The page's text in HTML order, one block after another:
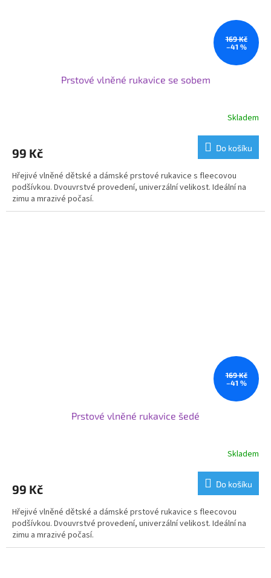
169 Kč
–41 %
Prstové vlněné rukavice se sobem
Skladem
99 Kč Do košíku
Hřejivé vlněné dětské a dámské prstové rukavice s fleecovou
podšívkou. Dvouvrstvé provedení, univerzální velikost. Ideální na
zimu a mrazivé počasí.
169 Kč
–41 %
Prstové vlněné rukavice šedé
Skladem
99 Kč Do košíku
Hřejivé vlněné dětské a dámské prstové rukavice s fleecovou
podšívkou. Dvouvrstvé provedení, univerzální velikost. Ideální na
zimu a mrazivé počasí.